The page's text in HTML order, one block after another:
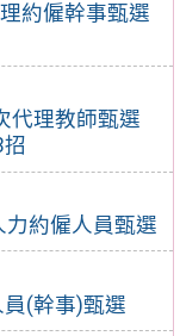
約僱幹事甄選
代理教師甄選
約僱人員甄選
(幹事)甄選